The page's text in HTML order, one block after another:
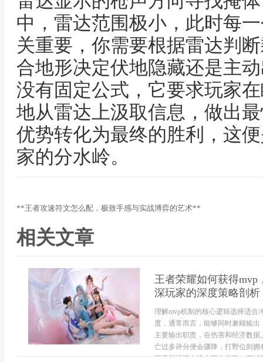
中，雷达范围极小，此时每
关重要，你需要根据雷达判
合地形决定伏地隐藏还是主
没有固定公式，它要求玩家
地从雷达上汲取信息，做出
优势转化为最终的胜利，这
家的分水岭。
**王者攻速符文怎么配，极致手感与实战博弈的艺术**
相关文章
王者荣耀如何获得mvp
深玩家的深度策略剖析
理解mvp机制的核心逻辑选择适合
度，通常而言，能够同时兼顾输
主要输出职责，在伤害和经济数
亡过多评分便会骤降，打野位则
团率和经济上建立巨大优势，而辅